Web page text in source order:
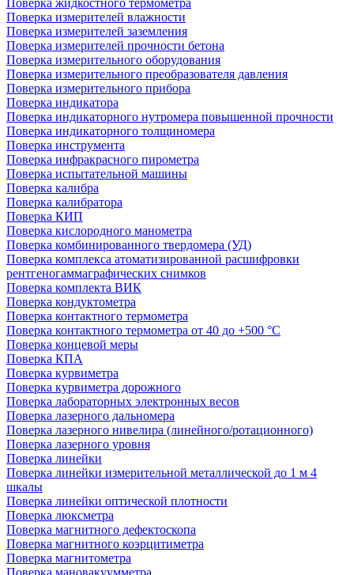
Поверка жидкостного термометра
Поверка измерителей влажности
Поверка измерителей заземления
Поверка измерителей прочности бетона
Поверка измерительного оборудования
Поверка измерительного преобразователя давления
Поверка измерительного прибора
Поверка индикатора
Поверка индикаторного нутромера повышенной прочности
Поверка индикаторного толщиномера
Поверка инструмента
Поверка инфракрасного пирометра
Поверка испытательной машины
Поверка калибра
Поверка калибратора
Поверка КИП
Поверка кислородного манометра
Поверка комбинированного твердомера (УД)
Поверка комплекса атоматизированной расшифровки
рентгеногаммаграфических снимков
Поверка комплекта ВИК
Поверка кондуктометра
Поверка контактного термометра
Поверка контактного термометра от 40 до +500 °С
Поверка концевой меры
Поверка КПА
Поверка курвиметра
Поверка курвиметра дорожного
Поверка лабораторных электронных весов
Поверка лазерного дальномера
Поверка лазерного нивелира (линейного/ротационного)
Поверка лазерного уровня
Поверка линейки
Поверка линейки измерительной металлической до 1 м 4
шкалы
Поверка линейки оптической плотности
Поверка люксметра
Поверка магнитного дефектоскопа
Поверка магнитного коэрцитиметра
Поверка магнитометра
Поверка мановакуумметра